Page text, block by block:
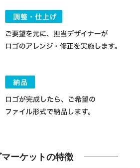
マーケットの特徴